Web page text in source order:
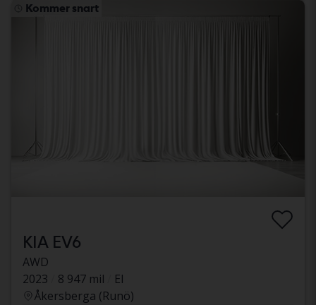
Kommer snart
KIA EV6
AWD
2023
8 947 mil
El
Åkersberga (Runö)